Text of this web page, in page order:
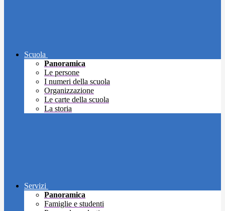
Scuola
Panoramica
Le persone
I numeri della scuola
Organizzazione
Le carte della scuola
La storia
Servizi
Panoramica
Famiglie e studenti